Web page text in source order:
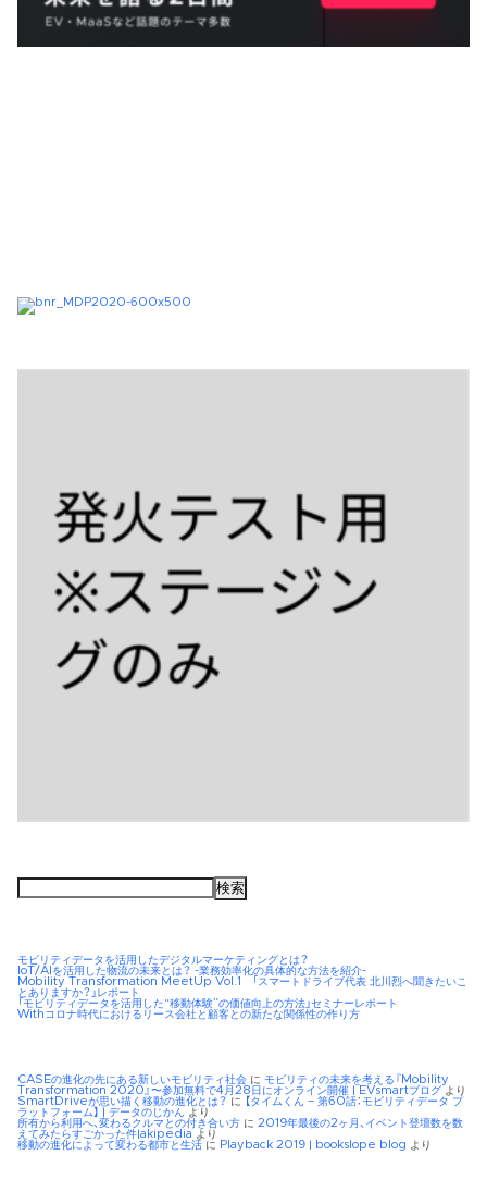
検
モビリティデータを活用したデジタルマーケティングとは？
IoT/AIを活用した物流の未来とは？ -業務効率化の具体的な方法を紹介-
Mobility Transformation MeetUp Vol.1 「スマートドライブ代表 北川烈へ聞きたいこ
とありますか？」レポート
「モビリティデータを活用した“移動体験”の価値向上の方法」セミナーレポート
Withコロナ時代におけるリース会社と顧客との新たな関係性の作り方
CASEの進化の先にある新しいモビリティ社会 に モビリティの未来を考える『Mobility
Transformation 2020』〜参加無料で4月28日にオンライン開催 | EVsmartブログ より
SmartDriveが思い描く移動の進化とは？ に
【タイムくん – 第60話：モビリティデータ プ
ラットフォーム】 | データのじかん より
所有から利用へ、変わるクルマとの付き合い方 に 2019年最後の2ヶ月、イベント登壇数を数
えてみたらすごかった件|akipedia より
移動の進化によって変わる都市と生活 に Playback 2019 | bookslope blog より